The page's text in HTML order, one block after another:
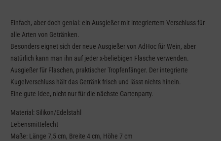
Einfach, aber doch genial: ein Ausgießer mit integriertem Verschluss für
alle Arten von Getränken.
Besonders eignet sich der neue Ausgießer von AdHoc für Wein, aber
natürlich kann man ihn auf jeder x-beliebigen Flasche verwenden.
Ausgießer für Flaschen, praktischer Tropfenfänger. Der integrierte
Kugelverschluss hält das Getränk frisch und lässt nichts hinein.
Eine gute Idee, nicht nur für die nächste Gartenparty.
Material: Silikon/Edelstahl
Lebensmittelecht
Maße: Länge 7,5 cm, Breite 4 cm, Höhe 7 cm